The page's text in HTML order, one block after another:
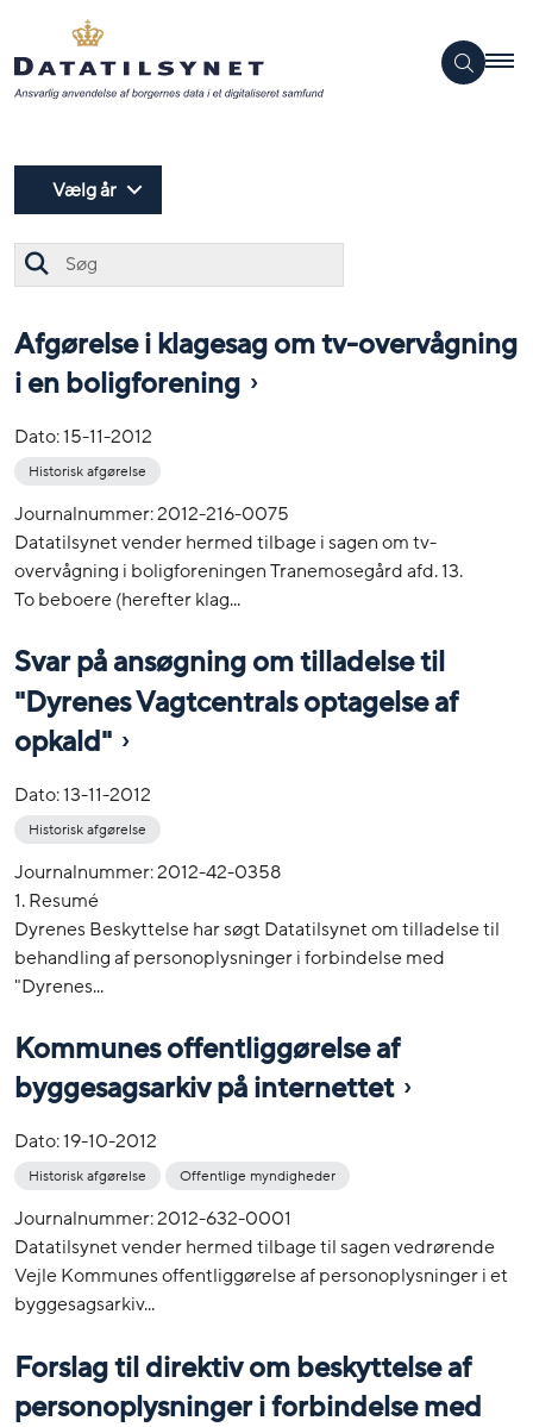
Vælg år
Afgørelse i klagesag om tv-overvågning
i en boligforening
Dato:15-11-2012
Historisk afgørelse
Journalnummer: 2012-216-0075
Datatilsynet vender hermed tilbage i sagen om tv-
overvågning i boligforeningen Tranemosegård afd. 13.
To beboere (herefter klag...
Svar på ansøgning om tilladelse til
"Dyrenes Vagtcentrals optagelse af
opkald"
Dato:13-11-2012
Historisk afgørelse
Journalnummer: 2012-42-0358
1. Resumé
Dyrenes Beskyttelse har søgt Datatilsynet om tilladelse til
behandling af personoplysninger i forbindelse med
"Dyrenes...
Kommunes offentliggørelse af
byggesagsarkiv på internettet
Dato:19-10-2012
Historisk afgørelse Offentlige myndigheder
Journalnummer: 2012-632-0001
Datatilsynet vender hermed tilbage til sagen vedrørende
Vejle Kommunes offentliggørelse af personoplysninger i et
byggesagsarkiv...
Forslag til direktiv om beskyttelse af
personoplysninger i forbindelse med